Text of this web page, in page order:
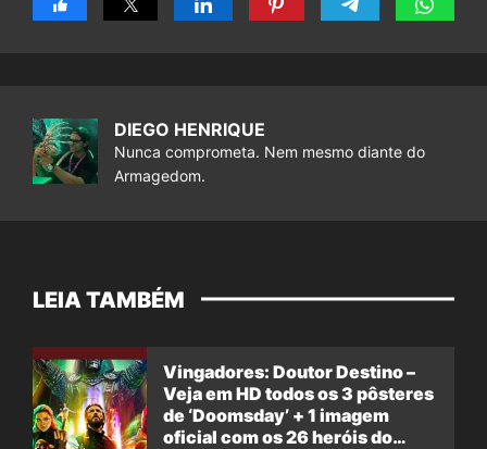
DIEGO HENRIQUE
Nunca comprometa. Nem mesmo diante do
Armagedom.
LEIA TAMBÉM
Vingadores: Doutor Destino –
Veja em HD todos os 3 pôsteres
de ‘Doomsday’ + 1 imagem
oficial com os 26 heróis do